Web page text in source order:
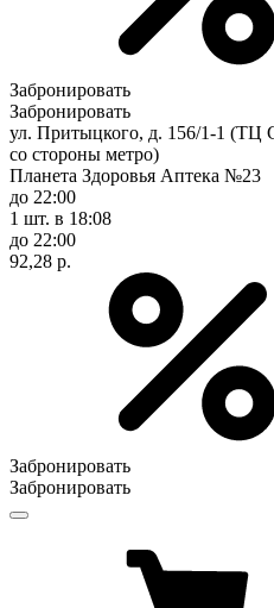
Забронировать
Забронировать
ул. Притыцкого, д. 156/1-1 (ТЦ
со стороны метро)
Планета Здоровья Аптека №23
до 22:00
1 шт. в 18:08
до 22:00
92,28 р.
Забронировать
Забронировать